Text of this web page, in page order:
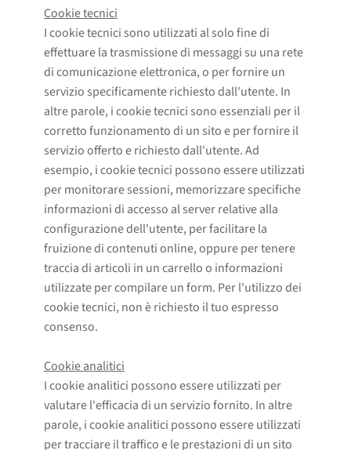
Cookie tecnici
I cookie tecnici sono utilizzati al solo fine di
effettuare la trasmissione di messaggi su una rete
di comunicazione elettronica, o per fornire un
servizio specificamente richiesto dall'utente. In
altre parole, i cookie tecnici sono essenziali per il
corretto funzionamento di un sito e per fornire il
servizio offerto e richiesto dall'utente. Ad
esempio, i cookie tecnici possono essere utilizzati
per monitorare sessioni, memorizzare specifiche
informazioni di accesso al server relative alla
configurazione dell'utente, per facilitare la
fruizione di contenuti online, oppure per tenere
traccia di articoli in un carrello o informazioni
utilizzate per compilare un form. Per l'utilizzo dei
cookie tecnici, non è richiesto il tuo espresso
consenso.
Cookie analitici
I cookie analitici possono essere utilizzati per
valutare l'efficacia di un servizio fornito. In altre
parole, i cookie analitici possono essere utilizzati
per tracciare il traffico e le prestazioni di un sito